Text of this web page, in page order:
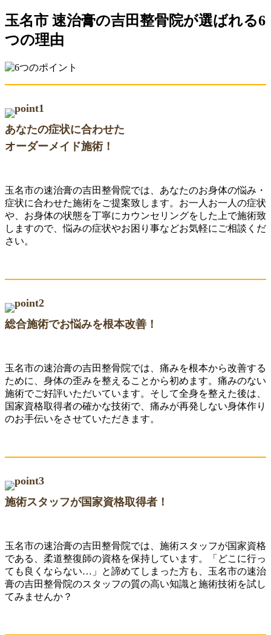
玉名市 速治膏の吉田整骨院が選ばれる6
つの理由
あなたの症状に合わせた
オーダーメイド施術！
玉名市の速治膏の吉田整骨院では、あなたのお身体の悩み・
症状に合わせた施術をご提案致します。お一人お一人の症状
や、お身体の状態を丁寧にカウンセリングをした上で施術致
しますので、悩みの症状やお困り事などお気軽にご相談くだ
さい。
総合施術でお悩みを根本改善！
玉名市の速治膏の吉田整骨院では、痛みを根本から改善する
ために、身体の歪みを整えることから初めます。痛みのない
施術でご好評いただいています。そして全身を整えた後は、
国家資格取得者の確かな技術で、痛みが再発しない身体作り
のお手伝いをさせていただきます。
施術スタッフが国家資格取得者！
玉名市の速治膏の吉田整骨院では、施術スタッフが国家資格
である、柔道整復師の資格を保持しています。「どこに行っ
ても良くならない…」と諦めてしまった方も、玉名市の速治
膏の吉田整骨院のスタッフの質の高い知識と施術技術を試し
てみませんか？